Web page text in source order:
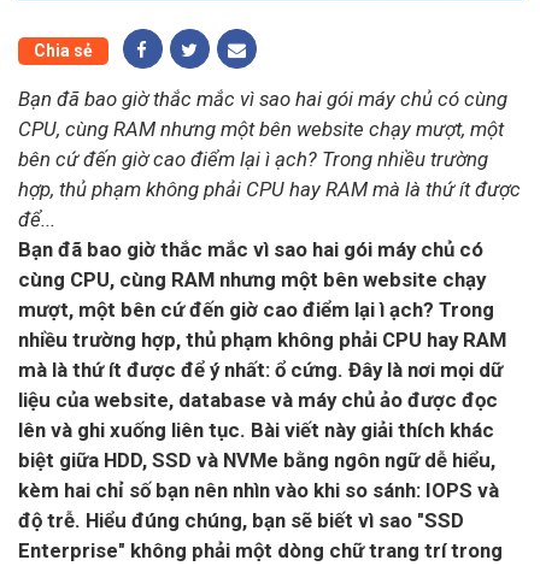
Chia sẻ
Bạn đã bao giờ thắc mắc vì sao hai gói máy chủ có cùng
CPU, cùng RAM nhưng một bên website chạy mượt, một
bên cứ đến giờ cao điểm lại ì ạch? Trong nhiều trường
hợp, thủ phạm không phải CPU hay RAM mà là thứ ít được
để...
Bạn đã bao giờ thắc mắc vì sao hai gói máy chủ có
cùng CPU, cùng RAM nhưng một bên website chạy
mượt, một bên cứ đến giờ cao điểm lại ì ạch? Trong
nhiều trường hợp, thủ phạm không phải CPU hay RAM
mà là thứ ít được để ý nhất: ổ cứng. Đây là nơi mọi dữ
liệu của website, database và máy chủ ảo được đọc
lên và ghi xuống liên tục. Bài viết này giải thích khác
biệt giữa HDD, SSD và NVMe bằng ngôn ngữ dễ hiểu,
kèm hai chỉ số bạn nên nhìn vào khi so sánh: IOPS và
độ trễ. Hiểu đúng chúng, bạn sẽ biết vì sao "SSD
Enterprise" không phải một dòng chữ trang trí trong